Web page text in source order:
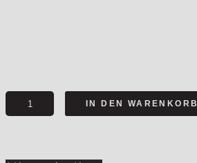
Quatsch
IN DEN WARENKORB